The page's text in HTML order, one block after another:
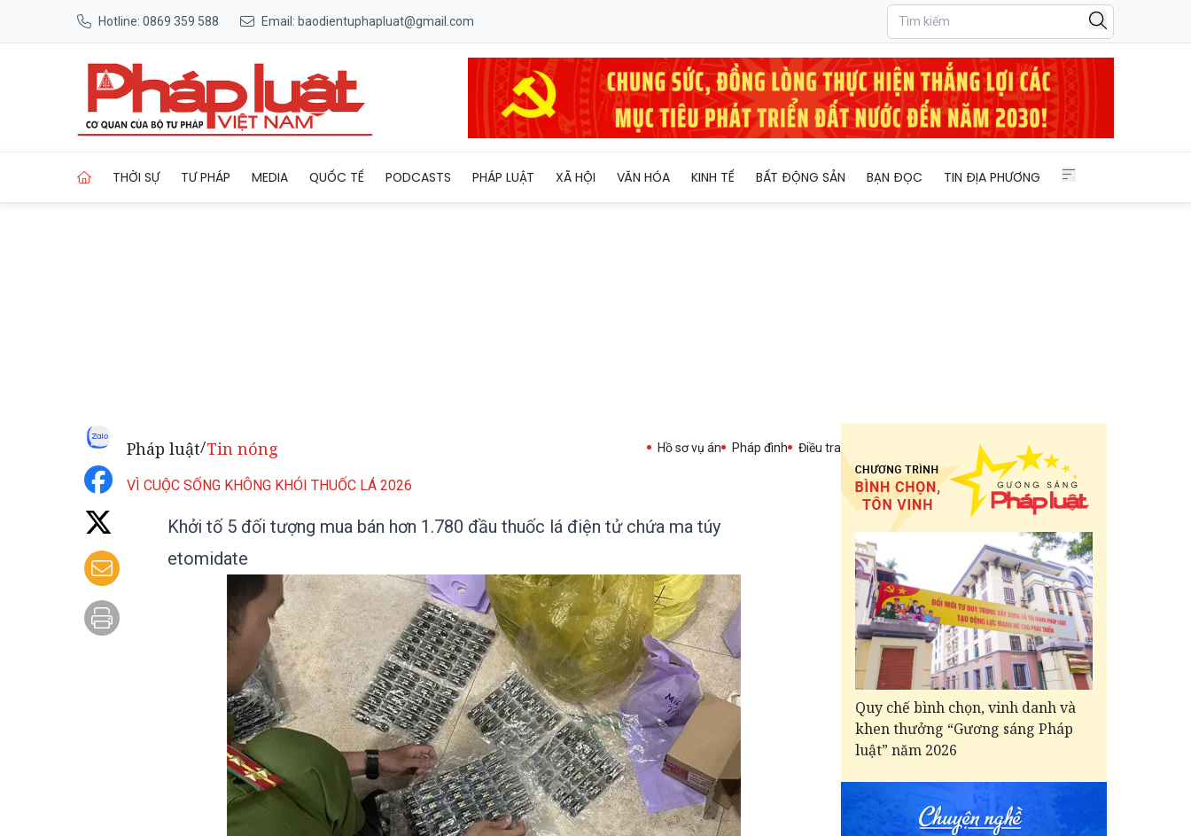
Hotline: 0869 359 588 Email: baodientuphapluat@gmail.com
THỜI SỰ TƯ PHÁP MEDIA QUỐC TẾ PODCASTS PHÁP LUẬT XÃ HỘI VĂN HÓA KINH TẾ BẤT ĐỘNG SẢN BẠN ĐỌC TIN ĐỊA PHƯƠNG
Pháp luật/Tin nóng Hồ sơ vụ án Pháp đình Điều tra
VÌ CUỘC SỐNG KHÔNG KHÓI THUỐC LÁ 2026
Khởi tố 5 đối tượng mua bán hơn 1.780 đầu thuốc lá điện tử chứa ma túy
etomidate
Quy chế bình chọn, vinh danh và
khen thưởng “Gương sáng Pháp
luật” năm 2026